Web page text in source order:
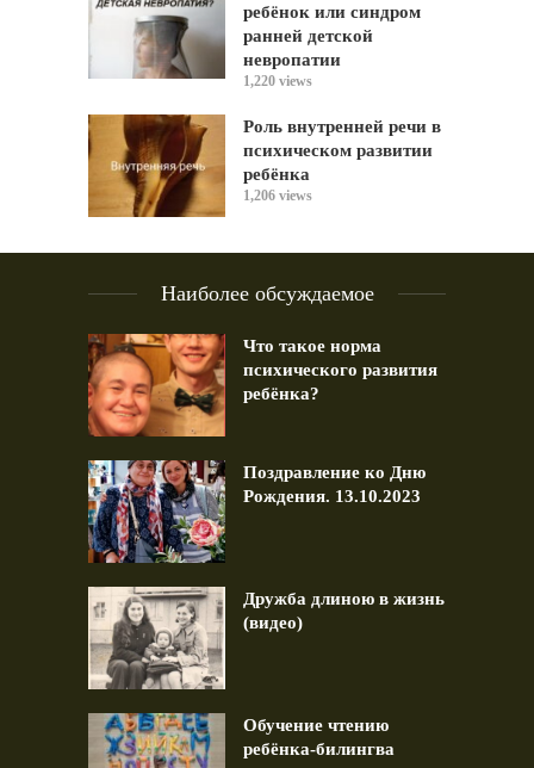
ребёнок или синдром
ранней детской
невропатии
1,220 views
Роль внутренней речи в
психическом развитии
ребёнка
1,206 views
Наиболее обсуждаемое
Что такое норма
психического развития
ребёнка?
Поздравление ко Дню
Рождения. 13.10.2023
Дружба длиною в жизнь
(видео)
Обучение чтению
ребёнка-билингва